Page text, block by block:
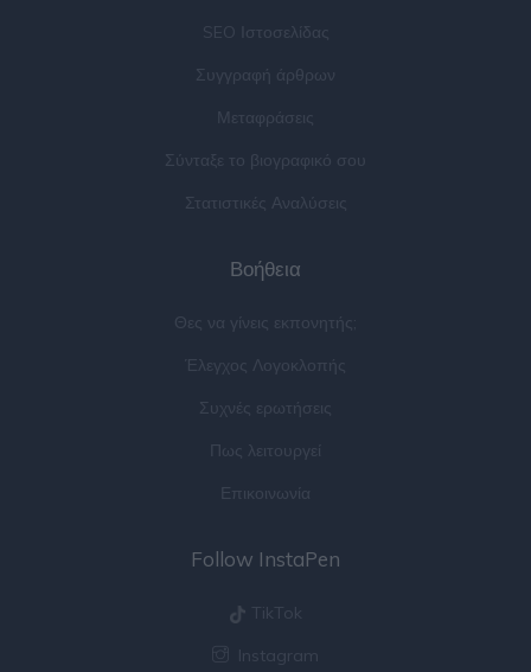
SEO Ιστοσελίδας
Συγγραφή άρθρων
Μεταφράσεις
Σύνταξε το βιογραφικό σου
Στατιστικές Αναλύσεις
Βοήθεια
Θες να γίνεις εκπονητής;
Έλεγχος Λογοκλοπής
Συχνές ερωτήσεις
Πως λειτουργεί
Επικοινωνία
Follow InstaPen
TikTok
Instagram